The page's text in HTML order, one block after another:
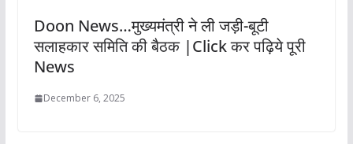
Doon News…मुख्यमंत्री ने ली जड़ी-बूटी
सलाहकार समिति की बैठक |Click कर पढ़िये पूरी
News
December 6, 2025